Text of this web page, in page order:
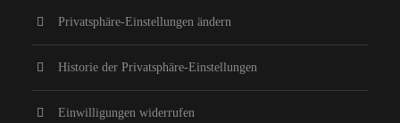
Privatsphäre-Einstellungen ändern
Historie der Privatsphäre-Einstellungen
Einwilligungen widerrufen